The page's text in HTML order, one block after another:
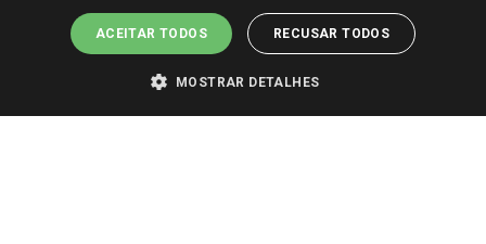
ACEITAR TODOS RECUSAR TODOS
MOSTRAR DETALHES